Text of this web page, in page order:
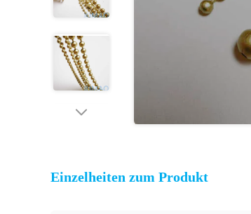
Einzelheiten zum Produkt